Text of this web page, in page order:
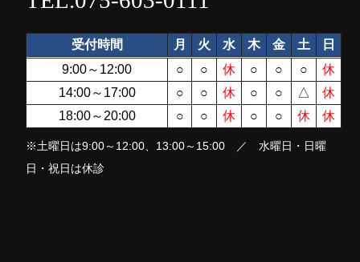
受付時間 月 火 水 木 金 土
日
9:00～12:00
○ ○ 休 ○ ○ ○
休
14:00～17:00
○ ○ 休 ○ ○ △
休
18:00～20:00
○ ○ 休 ○ ○ 休 休
※土曜日は9:00～12:00、13:00～15:00 ／ 水曜日・日曜
日・祝日は休診